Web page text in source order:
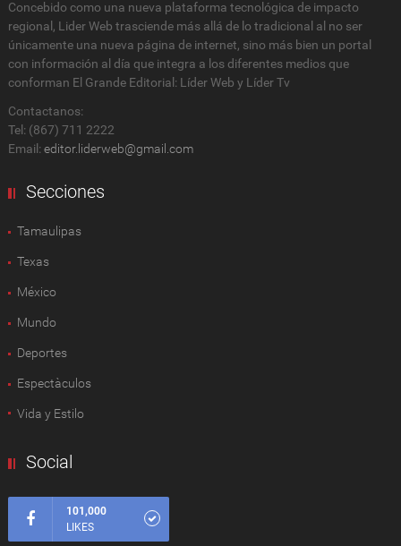
Concebido como una nueva plataforma tecnológica de impacto
regional, Lider Web trasciende más allá de lo tradicional al no ser
únicamente una nueva página de internet, sino más bien un portal
con información al día que integra a los diferentes medios que
conforman El Grande Editorial: Líder Web y Líder Tv
Contactanos:
Tel: (867) 711 2222
Email: editor.liderweb@gmail.com
Secciones
Tamaulipas
Texas
México
Mundo
Deportes
Espectàculos
Vida y Estilo
Social
101,000
LIKES